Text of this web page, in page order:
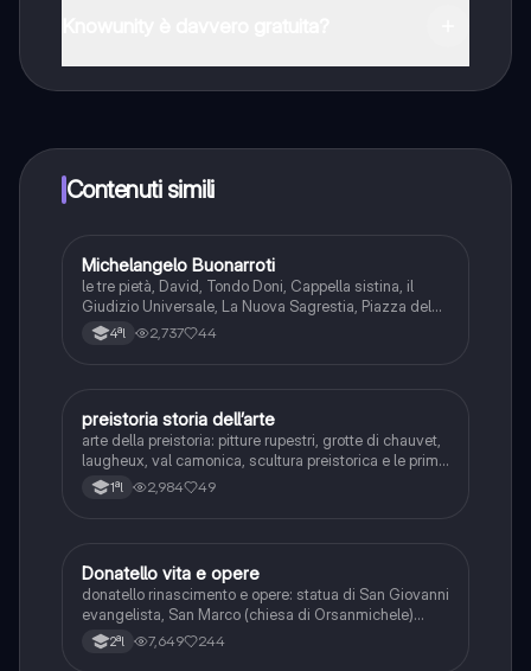
Knowunity Premium, che consente di studiare senza
alcun limite!!
Contenuti simili
Arte
Michelangelo Buonarroti
le tre pietà, David, Tondo Doni, Cappella sistina, il
Giudizio Universale, La Nuova Sagrestia, Piazza del
Campidoglio e Basilica di San Pietro
4ªl 2,737 44
Arte
preistoria storia dell’arte
arte della preistoria: pitture rupestri, grotte di chauvet,
laugheux, val camonica, scultura preistorica e le prime
forme di architettura
1ªl 2,984 49
Arte
Donatello vita e opere
donatello rinascimento e opere: statua di San Giovanni
evangelista, San Marco (chiesa di Orsanmichele)
statua di San Giorgio, banchetto di Erode, David
giovanile e David mercurio
2ªl 7,649 244